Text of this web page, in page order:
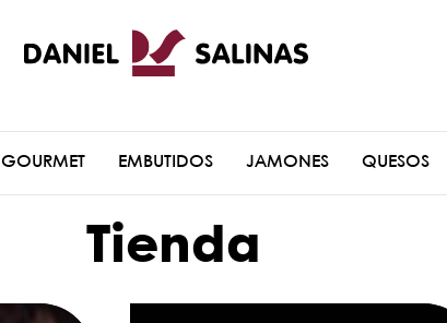
GOURMET EMBUTIDOS JAMONES QUESOS
Tienda